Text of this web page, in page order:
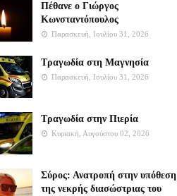
Πέθανε ο Γιώργος
Κωνσταντόπουλος
Παρασκευή, Ιουλίου 31, 2026
Τραγωδία στη Μαγνησία
Παρασκευή, Ιουλίου 31, 2026
Τραγωδία στην Πιερία
Κυριακή, Αυγούστου 02, 2026
Σύρος: Ανατροπή στην υπόθεση
της νεκρής διασώστριας του